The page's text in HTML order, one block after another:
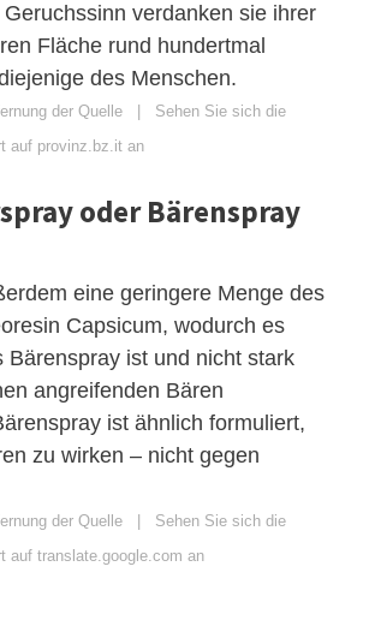
verdanken sie ihrer
Fläche rund hundertmal
des Menschen.
der Quelle | Sehen Sie sich die
auf provinz.bz.it an
oder Bärenspray
eine geringere Menge des
Capsicum, wodurch es
Bärenspray ist und nicht stark
angreifenden Bären
ist ähnlich formuliert,
zu wirken – nicht gegen
der Quelle | Sehen Sie sich die
auf translate.google.com an